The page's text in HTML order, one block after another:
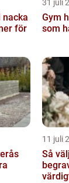
nacka
för
31 juli
Gym
som
11 juli
Så